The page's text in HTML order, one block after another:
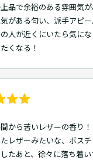
品で余裕のある雰囲気
がある匂い、派手アピ
人が近くにいたら気に
くなる！
から苦いレザーの香り
レザーみたいな、ボス
たあと、徐々に落ち着